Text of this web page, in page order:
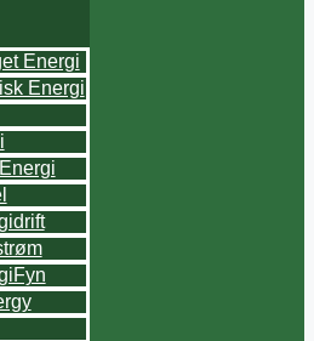
Energi
Energi